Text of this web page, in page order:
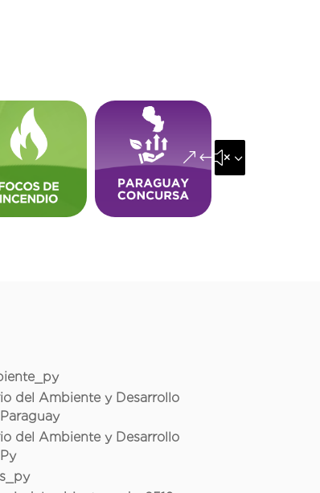
&#x35;
del Ambiente y Desarrollo
del Ambiente y Desarrollo